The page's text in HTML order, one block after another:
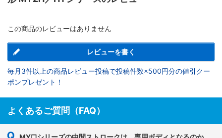
この商品のレビューはありません
レビューを書く
毎月3件以上の商品レビュー投稿で投稿件数×500円分の値引クー
ポンプレゼント！
よくあるご質問（FAQ）